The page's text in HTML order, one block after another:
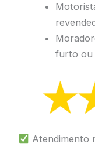
furto ou
Atendimento